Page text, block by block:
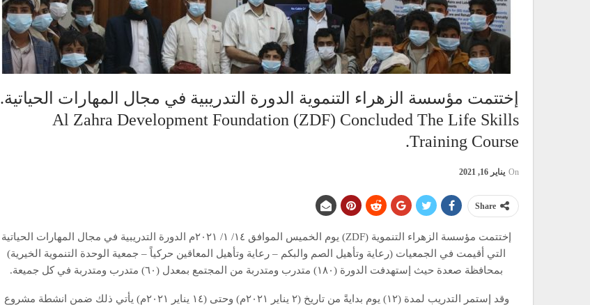
إختتمت مؤسسة الزهراء التنموية الدورة التدريبية في مجال المهارات الحياتية.
Al Zahra Development Foundation (ZDF) Concluded The Life Skills
Training Course.
On يناير 16, 2021
Share
إختتمت مؤسسة الزهراء التنموية (ZDF) يوم الخميس الموافق ١٤/ ١/ ٢٠٢١م الدورة التدريبية في مجال المهارات الحياتية
التي أقيمت في الجمعيات (رعاية وتأهيل الصم والبكم – رعاية وتأهيل المعاقين حركياً – جمعية الوحدة التنموية الخيرية)
بمحافظة صعدة حيث إستهدفت الدورة (١٨٠) متدرب ومتدربة من المجتمع بمعدل (٦٠) متدرب ومتدربة في كل جميعة.
وقد إستمر التدريب لمدة (١٢) يوم بدايةً من تاريخ (٢ يناير ٢٠٢١م) وحتى (١٤ يناير ٢٠٢١م) يأتي ذلك ضمن انشطة مشروع